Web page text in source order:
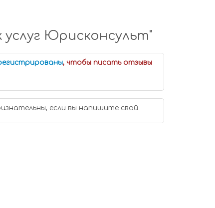
Юрисконсульт"
, чтобы писать отзывы
если вы напишите свой